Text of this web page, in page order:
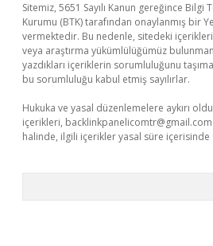
Sitemiz, 5651 Sayılı Kanun gereğince
Kurumu (BTK) tarafından onaylanmış bir
vermektedir. Bu nedenle, sitedeki
veya araştırma yükümlülüğümüz
yazdıkları içeriklerin sorumluluğunu
bu sorumluluğu kabul etmiş sayılırlar.
Hukuka ve yasal düzenlemelere aykırı
içerikleri, backlinkpanelicomtr@gmail.com
halinde, ilgili içerikler yasal süre içerisinde